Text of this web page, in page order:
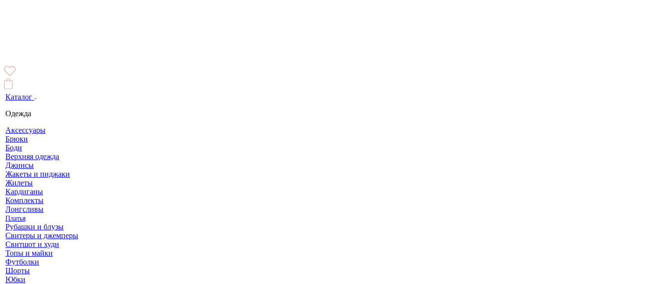
Каталог
Одежда
Аксессуары
Брюки
Боди
Верхняя одежда
Джинсы
Жакеты и пиджаки
Жилеты
Кардиганы
Комплекты
Лонгсливы
Платья
Рубашки и блузы
Свитеры и джемперы
Свитшот и худи
Топы и майки
Футболки
Шорты
Юбки